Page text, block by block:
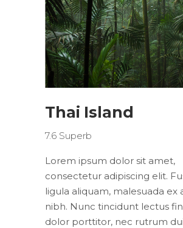
Thai Island
7.6 Superb
Lorem ipsum dolor sit amet,
consectetur adipiscing elit.
ligula aliquam, malesuada ex
nibh. Nunc tincidunt lectus
dolor porttitor, nec rutrum